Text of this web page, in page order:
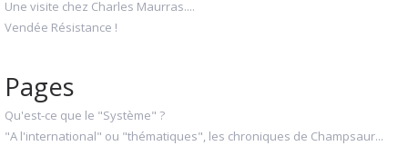
Une visite chez Charles Maurras....
Vendée Résistance !
Pages
Qu'est-ce que le "Système" ?
"A l'international" ou "thématiques", les chroniques de Champsaur...